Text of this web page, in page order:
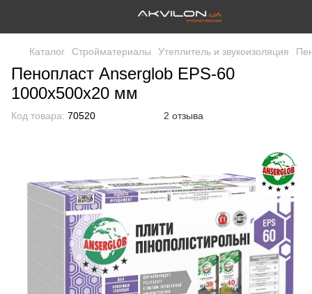
Каталог Стройматериалы Утеплитель и звукоизоляция
Пенопласт Anserglob EPS-60
1000х500х20 мм
Код товара: 70520 2 отзыва